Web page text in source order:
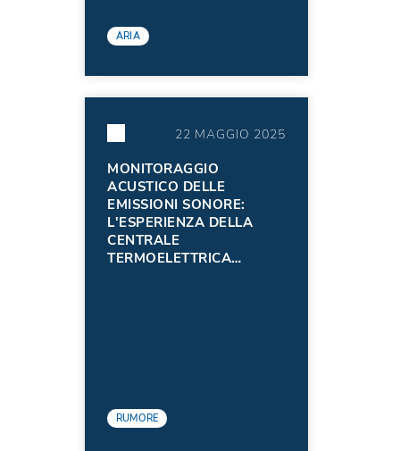
ARIA
22 MAGGIO 2025
MONITORAGGIO
ACUSTICO DELLE
EMISSIONI SONORE:
L'ESPERIENZA DELLA
CENTRALE
TERMOELETTRICA
RUMORE